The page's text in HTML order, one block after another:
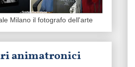
Milano il fotografo dell'arte
animatronici